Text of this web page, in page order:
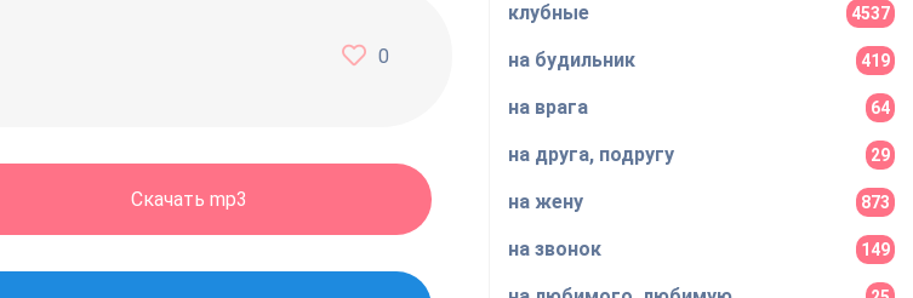
0
Скачать mp3
клубные 4537
на будильник 419
на врага 64
на друга, подругу 29
на жену 873
на звонок 149